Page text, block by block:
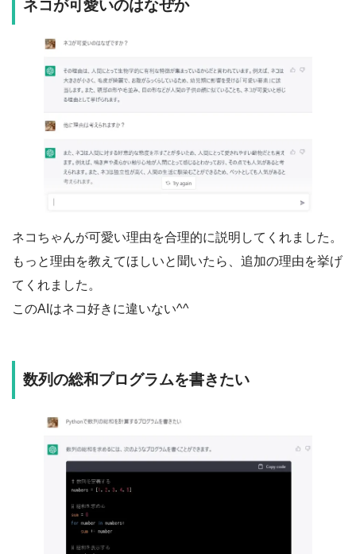
ネコが可愛いのはなぜか
ネコちゃんが可愛い理由を合理的に説明してくれました。
もっと理由を教えてほしいと聞いたら、追加の理由を挙げ
てくれました。
このAIはネコ好きに違いない^^
数列の総和プログラムを書きたい